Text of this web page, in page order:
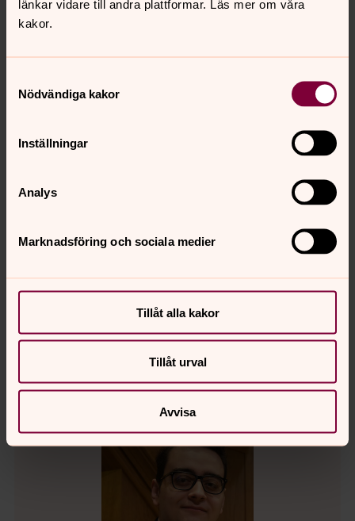
länkar vidare till andra plattformar. Läs mer om våra
kakor.
Nödvändiga kakor
Inställningar
Analys
Marknadsföring och sociala medier
Tillåt alla kakor
Tillåt urval
Avvisa
Musiker - kantor, Enhörna församling, Svenska
kyrkan i Södertälje